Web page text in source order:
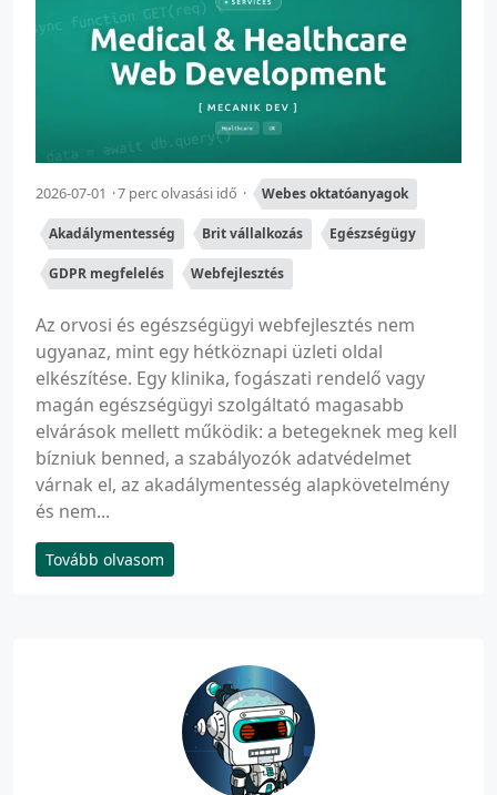
2026-07-01 7 perc olvasási idő Webes oktatóanyagok
Akadálymentesség Brit vállalkozás Egészségügy
GDPR megfelelés Webfejlesztés
Az orvosi és egészségügyi webfejlesztés nem
ugyanaz, mint egy hétköznapi üzleti oldal
elkészítése. Egy klinika, fogászati rendelő vagy
magán egészségügyi szolgáltató magasabb
elvárások mellett működik: a betegeknek meg kell
bízniuk benned, a szabályozók adatvédelmet
várnak el, az akadálymentesség alapkövetelmény
és nem...
Tovább olvasom